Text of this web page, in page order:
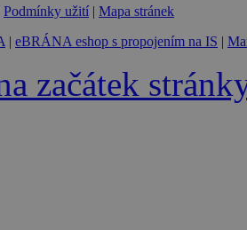
Podmínky užití | Mapa stránek
| eBRÁNA eshop s propojením na IS |
začátek